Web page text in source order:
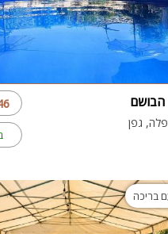
הבושם
גפן
בריכה